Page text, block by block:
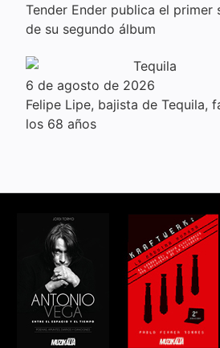
Tender Ender publica el primer
de su segundo álbum
6 de agosto de 2026
Felipe Lipe, bajista de Tequila,
los 68 años